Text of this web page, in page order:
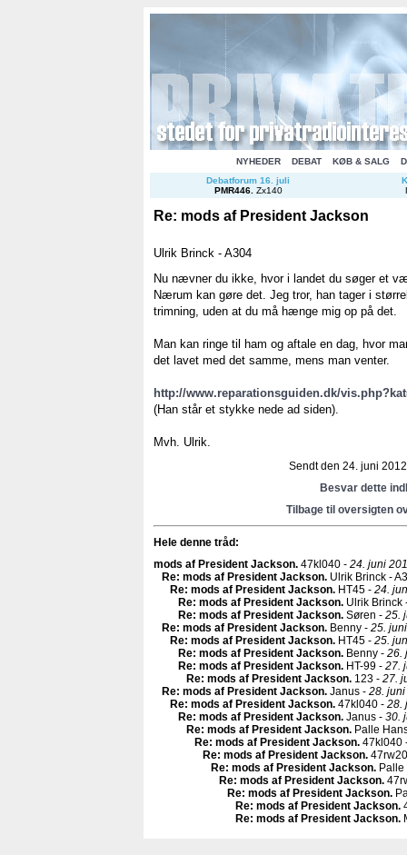
NYHEDER DEBAT KØB & SALG
Debatforum 16. juli
PMR446. Zx140
Re: mods af President Jackson
Ulrik Brinck - A304
Nu nævner du ikke, hvor i landet du søger et
Nærum kan gøre det. Jeg tror, han tager i
trimning, uden at du må hænge mig op på det.
Man kan ringe til ham og aftale en dag, hvor
det lavet med det samme, mens man venter.
http://www.reparationsguiden.dk/
(Han står et stykke nede ad siden).
Mvh. Ulrik.
Sendt den 24. juni
Besvar dette
Tilbage til oversigten
Hele denne tråd:
mods af President Jackson. 47kl040 - 24. juni
Re: mods af President Jackson. Ulrik Brinck -
Re: mods af President Jackson. HT45 - 24.
Re: mods af President Jackson. Ulrik Brinck
Re: mods af President Jackson. Søren - 25.
Re: mods af President Jackson. Benny - 25.
Re: mods af President Jackson. HT45 - 25.
Re: mods af President Jackson. Benny - 26.
Re: mods af President Jackson. HT-99 - 27.
Re: mods af President Jackson. 123 - 27.
Re: mods af President Jackson. Janus - 28.
Re: mods af President Jackson. 47kl040 - 28.
Re: mods af President Jackson. Janus - 30.
Re: mods af President Jackson. Palle
Re: mods af President Jackson. 47kl040
Re: mods af President Jackson.
Re: mods af President Jackson.
Re: mods af President Jackson.
Re: mods af President Jackson.
Re: mods af President Jackson.
Re: mods af President Jackson.